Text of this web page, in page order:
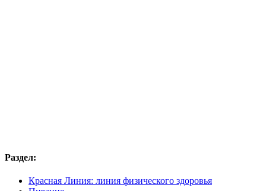
Раздел:
Красная Линия: линия физического здоровья